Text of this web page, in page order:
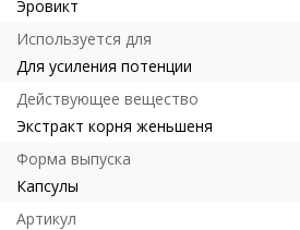
Эровикт
Используется для
Для усиления потенции
Действующее вещество
Экстракт корня женьшеня
Форма выпуска
Капсулы
Артикул